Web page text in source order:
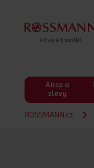
Akce a
slevy
ROSSMANN.cz